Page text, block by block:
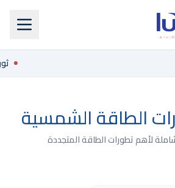
الطاقة الشمسية
لأهم تطورات الطاقة المتجددة